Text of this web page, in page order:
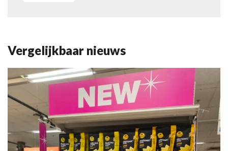
Vergelijkbaar nieuws